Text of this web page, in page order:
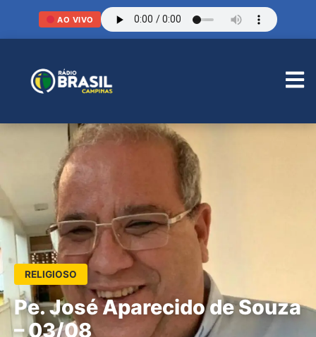
AO VIVO
RELIGIOSO
Pe. José Aparecido de Souza
– 03/08